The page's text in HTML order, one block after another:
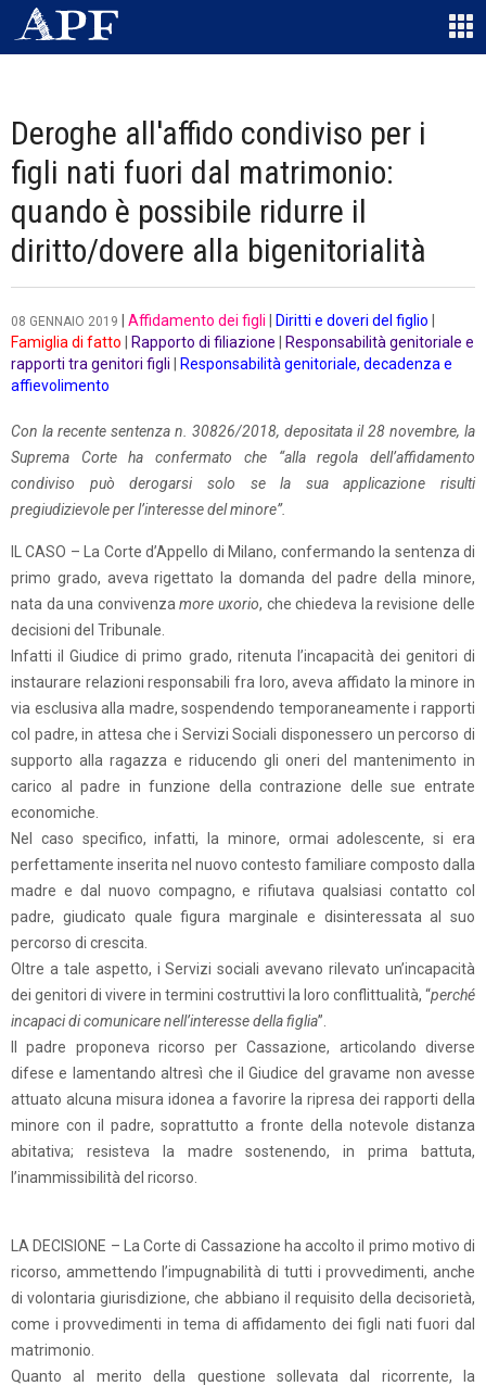
Deroghe all'affido condiviso per i
figli nati fuori dal matrimonio:
quando è possibile ridurre il
diritto/dovere alla bigenitorialità
08 GENNAIO 2019 Affidamento dei figli Diritti e doveri del figlio
Famiglia di fatto
Rapporto di filiazione
Responsabilità genitoriale e
rapporti tra genitori figli
Responsabilità genitoriale, decadenza e
affievolimento
Con la recente sentenza n. 30826/2018, depositata il 28 novembre, la
Suprema Corte ha confermato che “alla regola dell’affidamento
condiviso può derogarsi solo se la sua applicazione risulti
pregiudizievole per l’interesse del minore”.
IL CASO – La Corte d’Appello di Milano, confermando la sentenza di
primo grado, aveva rigettato la domanda del padre della minore,
nata da una convivenzamore uxorio, che chiedeva la revisione delle
decisioni del Tribunale.
Infatti il Giudice di primo grado, ritenuta l’incapacità dei genitori di
instaurare relazioni responsabili fra loro, aveva affidato la minore in
via esclusiva alla madre, sospendendo temporaneamente i rapporti
col padre, in attesa che i Servizi Sociali disponessero un percorso di
supporto alla ragazza e riducendo gli oneri del mantenimento in
carico al padre in funzione della contrazione delle sue entrate
economiche.
Nel caso specifico, infatti, la minore, ormai adolescente, si era
perfettamente inserita nel nuovo contesto familiare composto dalla
madre e dal nuovo compagno, e rifiutava qualsiasi contatto col
padre, giudicato quale figura marginale e disinteressata al suo
percorso di crescita.
Oltre a tale aspetto, i Servizi sociali avevano rilevato un’incapacità
dei genitori di vivere in termini costruttivi la loro conflittualità, “perché
incapaci di comunicare nell’interesse della figlia”.
Il padre proponeva ricorso per Cassazione, articolando diverse
difese e lamentando altresì che il Giudice del gravame non avesse
attuato alcuna misura idonea a favorire la ripresa dei rapporti della
minore con il padre, soprattutto a fronte della notevole distanza
abitativa; resisteva la madre sostenendo, in prima battuta,
l’inammissibilità del ricorso.
LA DECISIONE – La Corte di Cassazione ha accolto il primo motivo di
ricorso, ammettendo l’impugnabilità di tutti i provvedimenti, anche
di volontaria giurisdizione, che abbiano il requisito della decisorietà,
come i provvedimenti in tema di affidamento dei figli nati fuori dal
matrimonio.
Quanto al merito della questione sollevata dal ricorrente, la